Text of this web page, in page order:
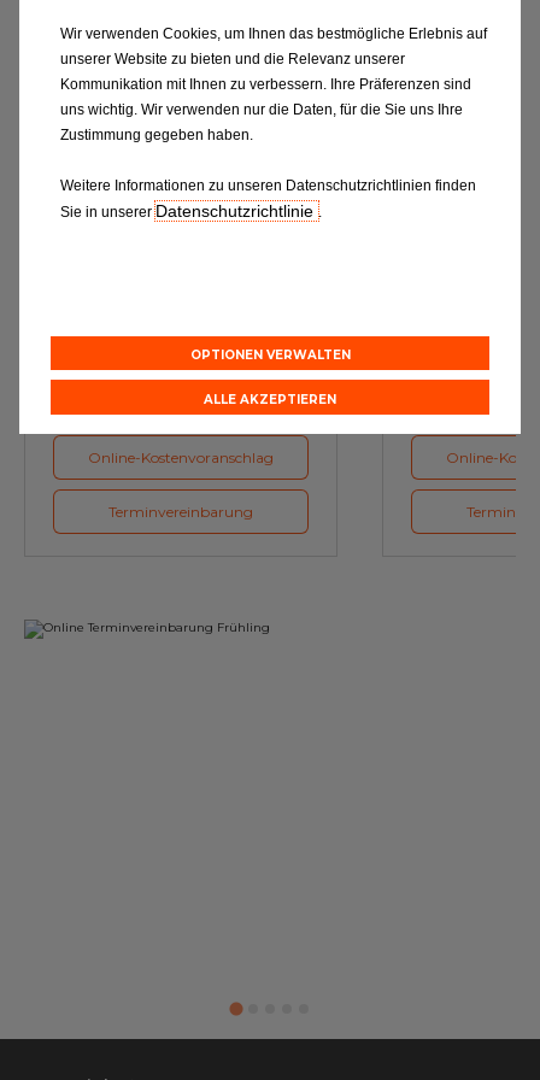
Alles entdecken
Schmierstoffe, Garanten für eine
optimale Motorfunktion
Online-Kostenvoranschlag
Terminvereinbarung
Inspektion und Austausch von
Online-
Wir verwenden Cookies, um Ihnen das bestmögliche Erlebnis auf
unserer Website zu bieten und die Relevanz unserer
Kommunikation mit Ihnen zu verbessern. Ihre Präferenzen sind
uns wichtig. Wir verwenden nur die Daten, für die Sie uns Ihre
Zustimmung gegeben haben.
Weitere Informationen zu unseren Datenschutzrichtlinien finden
Sie in unsererDatenschutzrichtlinie .
OPTIONEN VERWALTEN
ALLE AKZEPTIEREN